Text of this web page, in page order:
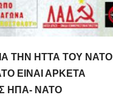
ΤΗΝ ΗΤΤΑ ΤΟΥ ΝΑΤΟ
ΕΙΝΑΙ ΑΡΚΕΤΑ
ΗΠΑ- ΝΑΤΟ